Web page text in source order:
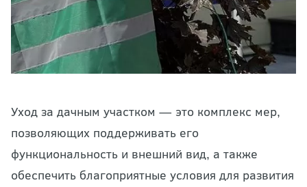
Уход за дачным участком — это комплекс мер,
позволяющих поддерживать его
функциональность и внешний вид, а также
обеспечить благоприятные условия для развития